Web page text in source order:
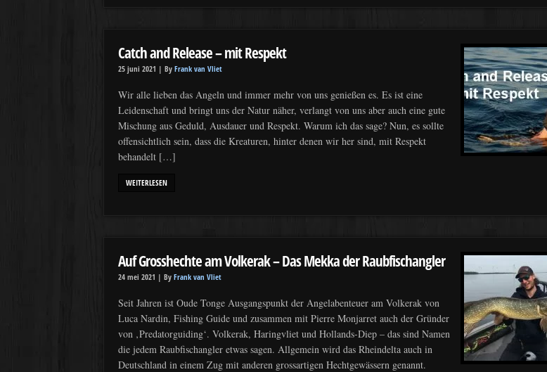
Catch and Release – mit Respekt
25 juni 2021 | By Frank van Vliet
Wir alle lieben das Angeln und immer mehr von uns genießen es. Es ist eine
Leidenschaft und bringt uns der Natur näher, verlangt von uns aber auch eine gute
Mischung aus Geduld, Ausdauer und Respekt. Warum ich das sage? Nun, es sollte
offensichtlich sein, dass die Kreaturen, hinter denen wir her sind, mit Respekt
behandelt […]
WEITERLESEN
Auf Grosshechte am Volkerak – Das Mekka der Raubfischangler
24 mei 2021 | By Frank van Vliet
Seit Jahren ist Oude Tonge Ausgangspunkt der Angelabenteuer am Volkerak von
Luca Nardin, Fishing Guide und zusammen mit Pierre Monjarret auch der Gründer
von ‚Predatorguiding‘. Volkerak, Haringvliet und Hollands-Diep – das sind Namen
die jedem Raubfischangler etwas sagen. Allgemein wird das Rheindelta auch in
Deutschland in einem Zug mit anderen grossartigen Hechtgewässern genannt.